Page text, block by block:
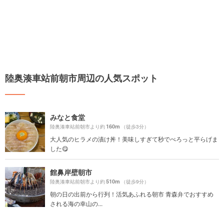
陸奥湊車站前朝市周辺の人気スポット
みなと食堂
陸奥湊車站前朝市より約160m （徒歩3分）
大人気のヒラメの漬け丼！美味しすぎて秒でぺろっと平らげま
した😋
館鼻岸壁朝市
陸奥湊車站前朝市より約510m （徒歩9分）
朝の日の出前から行列！活気あふれる朝市 青森弁でおすすめ
される海の幸山の...